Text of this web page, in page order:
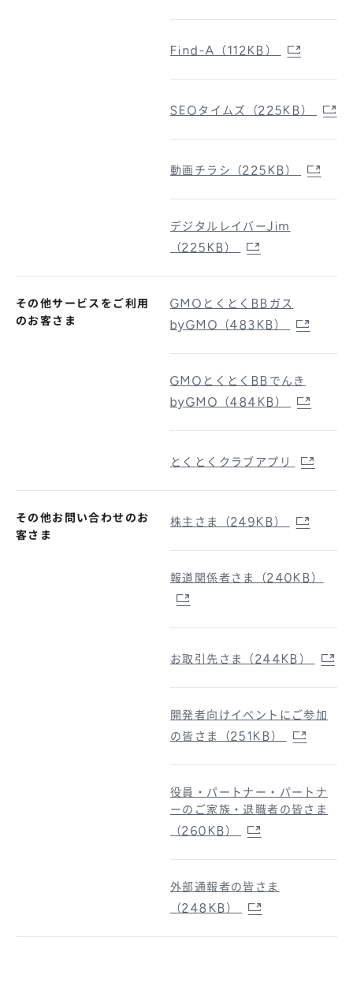
Find-A（112KB）
SEOタイムズ（225KB）
動画チラシ（225KB）
デジタルレイバーJim
（225KB）
その他サービスをご利用
のお客さま
GMOとくとくBBガス
byGMO（483KB）
GMOとくとくBBでんき
byGMO（484KB）
とくとくクラブアプリ
その他お問い合わせのお
客さま
株主さま（249KB）
報道関係者さま（240KB）
お取引先さま（244KB）
開発者向けイベントにご参加
の皆さま（251KB）
役員・パートナー・パートナ
ーのご家族・退職者の皆さま
（260KB）
外部通報者の皆さま
（248KB）